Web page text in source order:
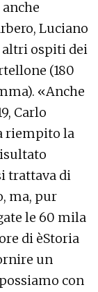
Luciano
altri ospiti dei
(180
«Anche
Carlo
riempito la
trattava di
ma, pur
le 60 mila
di èStoria
un
con